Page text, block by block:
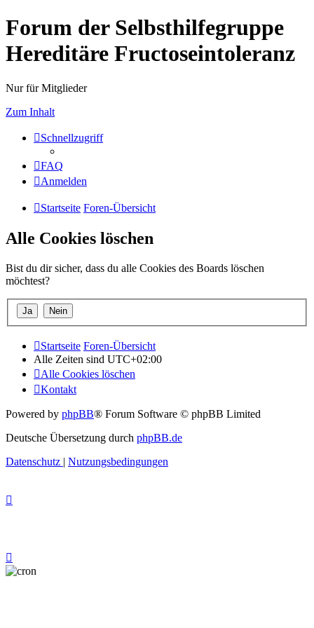
Forum der Selbsthilfegruppe
Hereditäre Fructoseintoleranz
Nur für Mitglieder
Zum Inhalt
Schnellzugriff
FAQ
Anmelden
Startseite Foren-Übersicht
Alle Cookies löschen
Bist du dir sicher, dass du alle Cookies des Boards löschen
möchtest?
Startseite Foren-Übersicht
Alle Zeiten sind UTC+02:00
Alle Cookies löschen
Kontakt
Powered by phpBB® Forum Software © phpBB Limited
Deutsche Übersetzung durch phpBB.de
Datenschutz | Nutzungsbedingungen